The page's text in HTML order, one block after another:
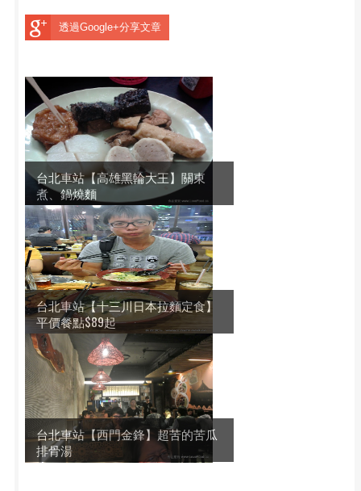
透過Google+分享文章
台北車站【高雄黑輪大王】關東
煮、鍋燒麵
台北車站【十三川日本拉麵定食】
平價餐點$89起
台北車站【西門金鋒】超苦的苦瓜
排骨湯